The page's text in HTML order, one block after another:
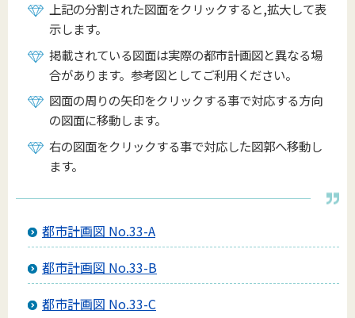
上記の分割された図面をクリックすると,拡大して表
示します。
掲載されている図面は実際の都市計画図と異なる場
合があります。参考図としてご利用ください。
図面の周りの矢印をクリックする事で対応する方向
の図面に移動します。
右の図面をクリックする事で対応した図郭へ移動し
ます。
都市計画図 No.33-A
都市計画図 No.33-B
都市計画図 No.33-C